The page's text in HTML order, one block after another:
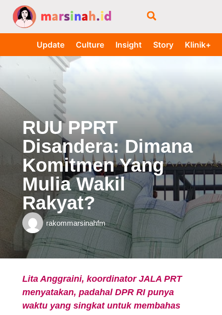
Update Culture Insight Story Klinik+
RUU PPRT
Disandera: Dimana
Komitmen Yang
Mulia Wakil
Rakyat?
rakommarsinahfm
Lita Anggraini, koordinator JALA PRT
menyatakan, padahal DPR RI punya
waktu yang singkat untuk membahas